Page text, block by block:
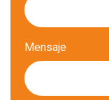
Mensaje